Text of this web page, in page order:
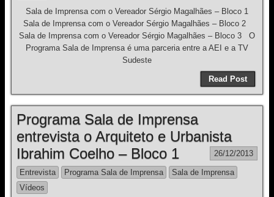
Sala de Imprensa com o Vereador Sérgio Magalhães – Bloco 1
Sala de Imprensa com o Vereador Sérgio Magalhães – Bloco 2
Sala de Imprensa com o Vereador Sérgio Magalhães – Bloco 3 O
Programa Sala de Imprensa é uma parceria entre a AEI e a TV
Sudeste
Read Post
Programa Sala de Imprensa
entrevista o Arquiteto e Urbanista
Ibrahim Coelho – Bloco 1
26/12/2013
Entrevista Programa Sala de Imprensa
Sala de Imprensa
Vídeos